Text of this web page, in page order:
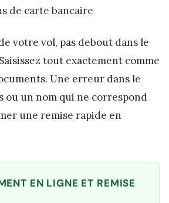
de carte bancaire
votre vol, pas debout dans le
tout exactement comme
Une erreur dans le
ou un nom qui ne correspond
une remise rapide en
EN LIGNE ET REMISE